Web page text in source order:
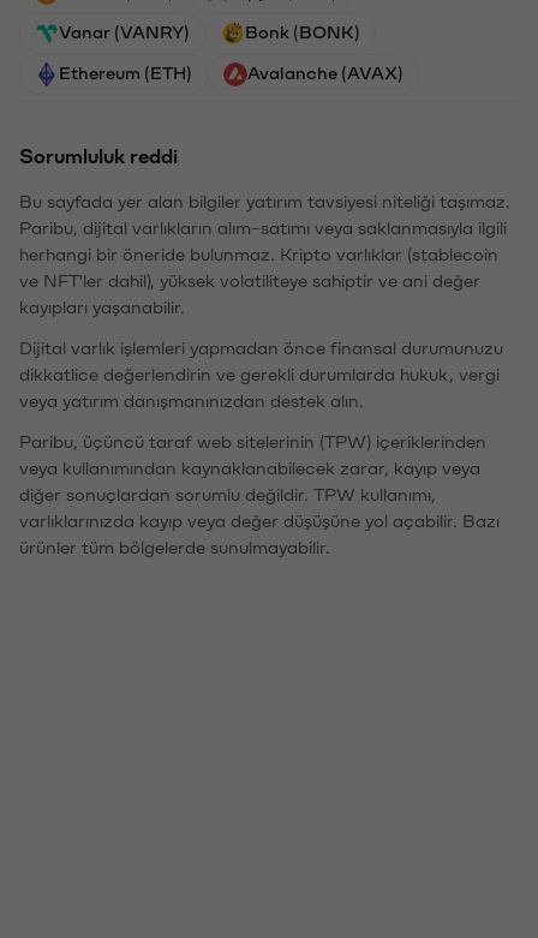
Vanar (VANRY) Bonk (BONK)
Ethereum (ETH) Avalanche (AVAX)
Sorumluluk reddi
Bu sayfada yer alan bilgiler yatırım tavsiyesi niteliği taşımaz.
Paribu, dijital varlıkların alım-satımı veya saklanmasıyla ilgili
herhangi bir öneride bulunmaz. Kripto varlıklar (stablecoin
ve NFT'ler dahil), yüksek volatiliteye sahiptir ve ani değer
kayıpları yaşanabilir.
Dijital varlık işlemleri yapmadan önce finansal durumunuzu
dikkatlice değerlendirin ve gerekli durumlarda hukuk, vergi
veya yatırım danışmanınızdan destek alın.
Paribu, üçüncü taraf web sitelerinin (TPW) içeriklerinden
veya kullanımından kaynaklanabilecek zarar, kayıp veya
diğer sonuçlardan sorumlu değildir. TPW kullanımı,
varlıklarınızda kayıp veya değer düşüşüne yol açabilir. Bazı
ürünler tüm bölgelerde sunulmayabilir.